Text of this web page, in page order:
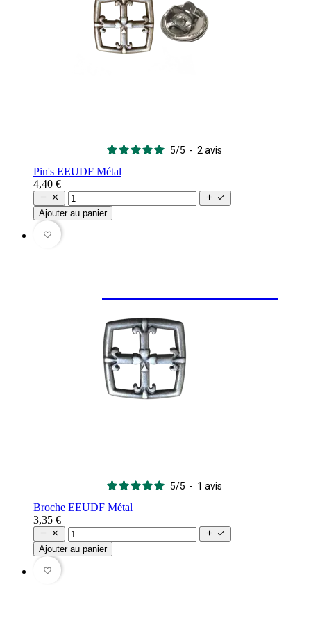
5/5 - 2 avis
Pin's EEUDF Métal
4,40 €
   
Ajouter au panier
favorite_border
5/5 - 1 avis
Broche EEUDF Métal
3,35 €
   
Ajouter au panier
favorite_border